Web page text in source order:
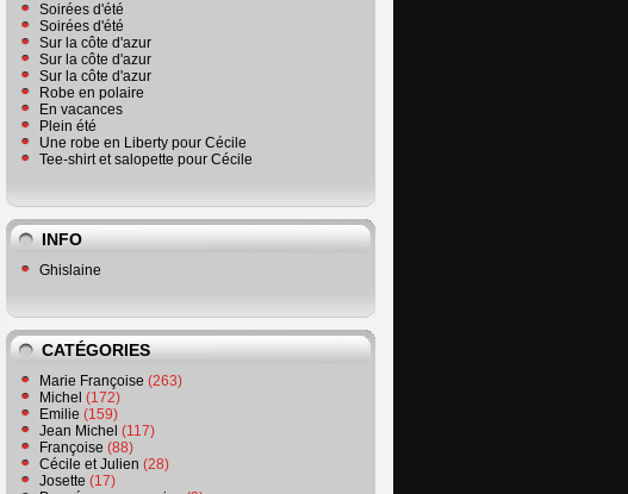
Soirées d'été
Soirées d'été
Sur la côte d'azur
Sur la côte d'azur
Sur la côte d'azur
Robe en polaire
En vacances
Plein été
Une robe en Liberty pour Cécile
Tee-shirt et salopette pour Cécile
INFO
Ghislaine
CATÉGORIES
Marie Françoise (263)
Michel (172)
Emilie (159)
Jean Michel (117)
Françoise (88)
Cécile et Julien (28)
Josette (17)